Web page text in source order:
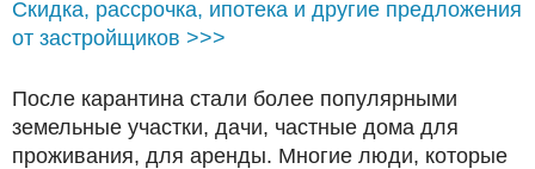
Скидка, рассрочка, ипотека и другие предложения
от застройщиков >>>
После карантина стали более популярными
земельные участки, дачи, частные дома для
проживания, для аренды. Многие люди, которые